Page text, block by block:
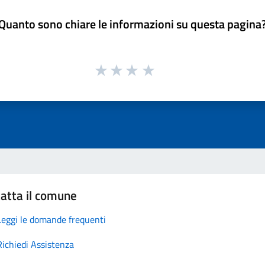
sono chiare le informazioni su questa
il comune
le domande frequenti
Assistenza